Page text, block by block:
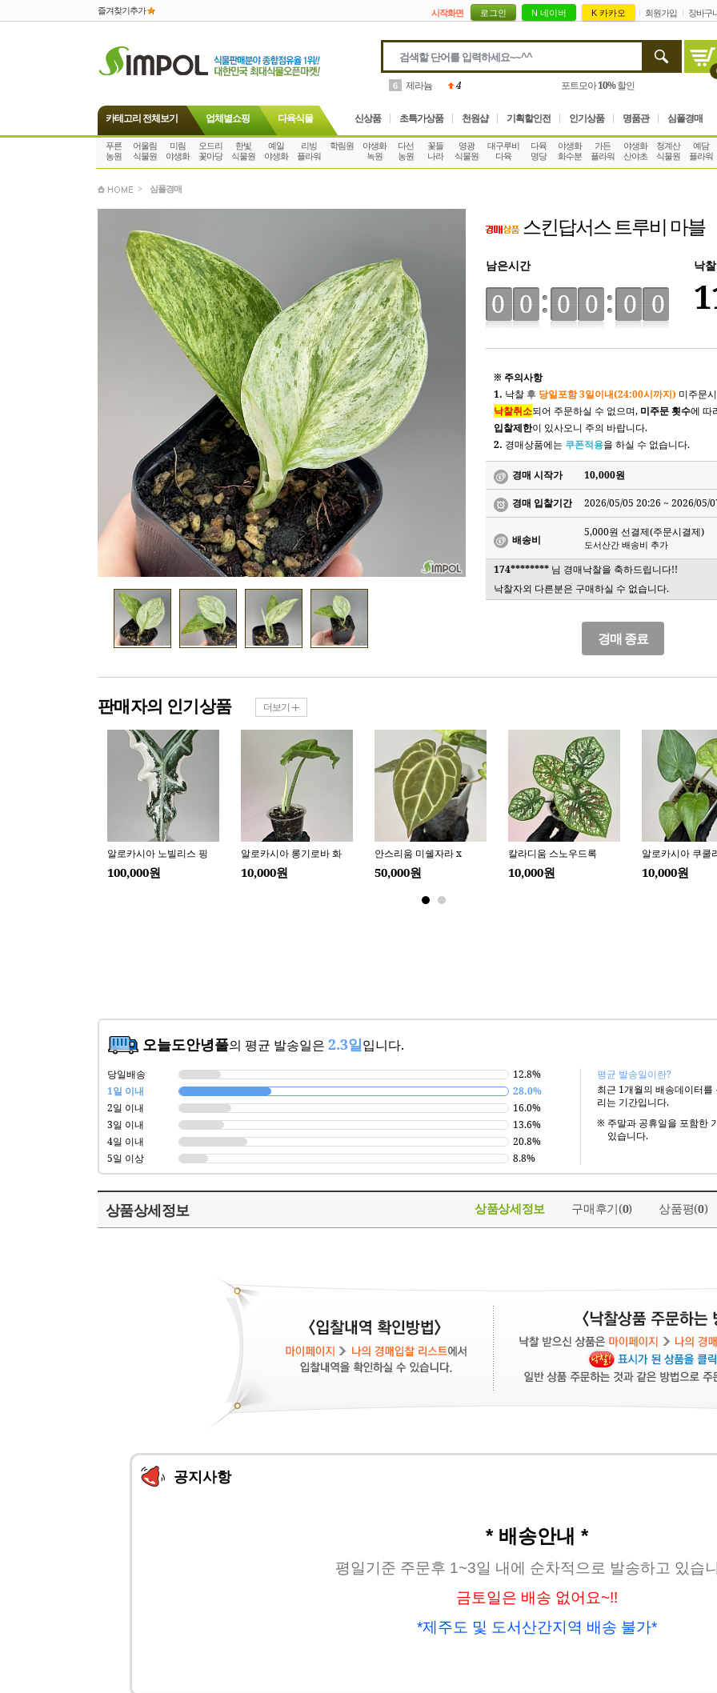
즐겨찾기추가 시작화면 회원가입 장바구
6 제라늄 4 포트모아10%할인
카테고리 전체보기 업체별쇼핑 다육식물 신상품 초특가상품 천원샵 기획할인전 인기상품 명품관 심폴경매
푸른
농원
어울림
식물원
미림
야생화
오드리
꽃마당
한빛
식물원
예일
야생화
리빙
플라워
학림원
야생화
녹원
다선
농원
꽃들
나라
영광
식물원
대구루비
다육
다육
명당
야생화
화수분
가든
플라워
야생화
산야초
청계산
식물원
예담
플라워
> 심폴경매
스킨답서스 트루비 마블
남은시간
00 00 00
낙
※ 주의사항
1. 낙찰 후 당일포함 3일이내(24:00시까지) 미주문시
낙찰취소되어 주문하실 수 없으며, 미주문 횟수에 따
입찰제한이 있사오니 주의 바랍니다.
2. 경매상품에는 쿠폰적용을 하실 수 없습니다.
경매 시작가 10,000원
경매 입찰기간 2026/05/05 20:26 ~ 2026/05/
배송비
5,000원 선결제(주문시결제)
도서산간 배송비 추가
174******** 님 경매낙찰을 축하드립니다!!
낙찰자외 다른분은 구매하실 수 없습니다.
경매 종료
오늘도안녕풀의 평균 발송일은 2.3일입니다.
당일배송
12.8%
1일 이내
28.0%
2일 이내
16.0%
3일 이내
13.6%
4일 이내
20.8%
5일 이상
8.8%
평균 발송일이란?
최근 1개월의 배송데이터
리는 기간입니다.
※ 주말과 공휴일을 포함한
있습니다.
상품상세정보 상품상세정보 구매후기(0) 상품평(0)
공지사항
* 배송안내 *
평일기준 주문후 1~3일 내에 순차적으로 발송하고 있습
금토일은 배송 없어요~!!
*제주도 및 도서산간지역 배송 불가*